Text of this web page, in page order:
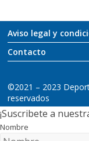
Aviso legal y
Contacto
©2021 – 2023
reservados
¡Suscribete a
Nombre